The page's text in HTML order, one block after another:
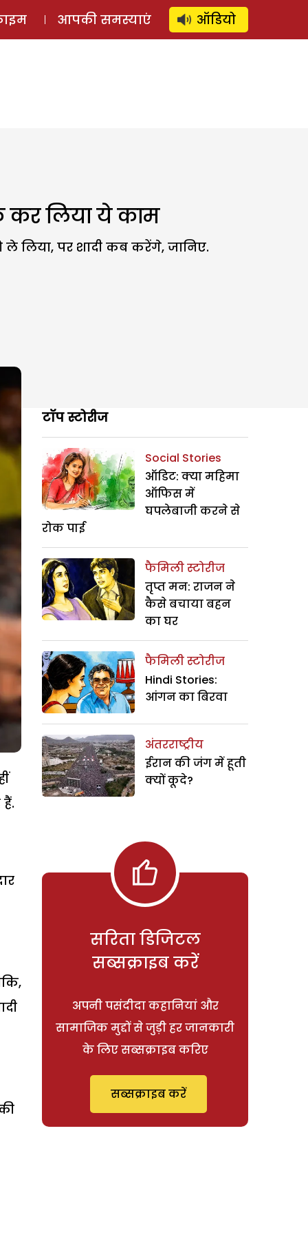
लॉग इन ⚲ SUBSCRIBE
आपकी समस्याएं ऑडियो
कर लिया ये काम
लिया, पर शादी कब करेंगे, जानिए.
टॉप स्टोरीज
Social Stories
ऑडिट: क्या महिमा
ऑफिस में
घपलेबाजी करने से
रोक पाई
फैमिली स्टोरीज
तृप्त मन: राजन ने
कैसे बचाया बहन
का घर
फैमिली स्टोरीज
Hindi Stories:
आंगन का बिरवा
अंतरराष्ट्रीय
ईरान की जंग में हूती
क्यों कूदे?
सरिता डिजिटल
सब्सक्राइब करें
अपनी पसंदीदा कहानियां और
सामाजिक मुद्दों से जुड़ी हर जानकारी
के लिए सब्सक्राइब करिए
सब्सक्राइब करें